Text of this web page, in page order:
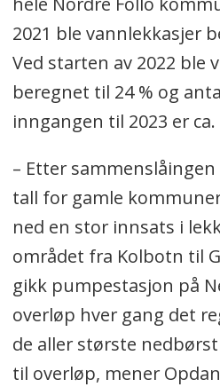
2021 ble vannlekkasjer
Ved starten av 2022 ble
beregnet til 24 % og
inngangen til 2023 er ca.
– Etter
tall for gamle
ned en stor innsats i
området fra Kolbotn til
gikk pumpestasjon på
overløp hver gang det
de aller største
til overløp, mener